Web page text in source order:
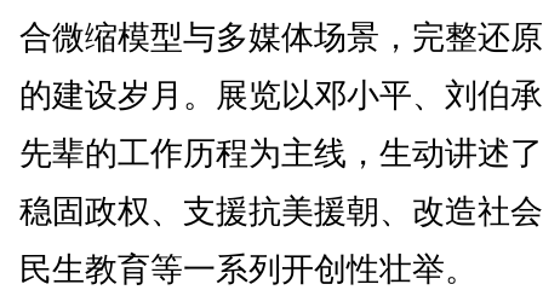
合微缩模型与多媒体场景，完整还
的建设岁月。展览以邓小平、刘伯
先辈的工作历程为主线，生动讲述
稳固政权、支援抗美援朝、改造社
民生教育等一系列开创性壮举。